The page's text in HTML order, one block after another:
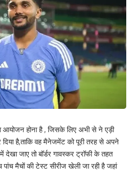
होना है , जिसके लिए अभी से ने एड़ी
है,ताकि वह मैनेजमेंट को पूरी तरह से अपने
जाए तो बॉर्डर गावस्कर ट्रॉफी के तहत
मैचों की टेस्ट सीरीज खेली जा रही है जहां